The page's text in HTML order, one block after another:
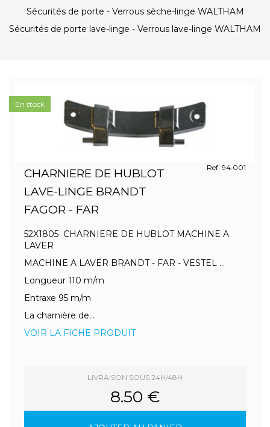
Sécurités de porte - Verrous sèche-linge WALTHAM
Sécurités de porte lave-linge - Verrous lave-linge WALTHAM
CHARNIERE DE HUBLOT
LAVE-LINGE BRANDT
FAGOR - FAR
Ref. 94.001
52X1805 CHARNIERE DE HUBLOT MACHINE A
LAVER
MACHINE A LAVER BRANDT - FAR - VESTEL ...
Longueur 110 m/m
Entraxe 95 m/m
La charnière de...
VOIR LA FICHE PRODUIT
LIVRAISON SOUS 24H/48H
8.50 €
En stock